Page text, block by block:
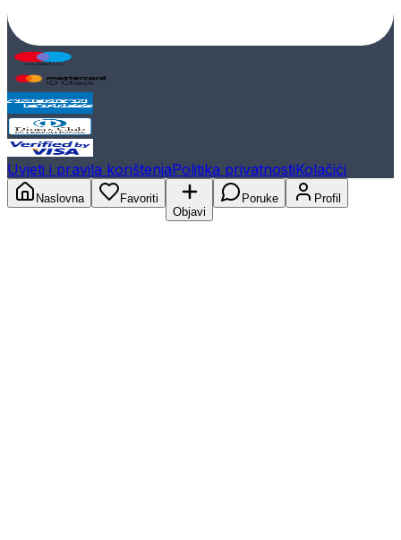
Uvjeti i pravila korištenjaPolitika privatnostiKolačići
Naslovna
Favoriti
Objavi
Poruke Profil